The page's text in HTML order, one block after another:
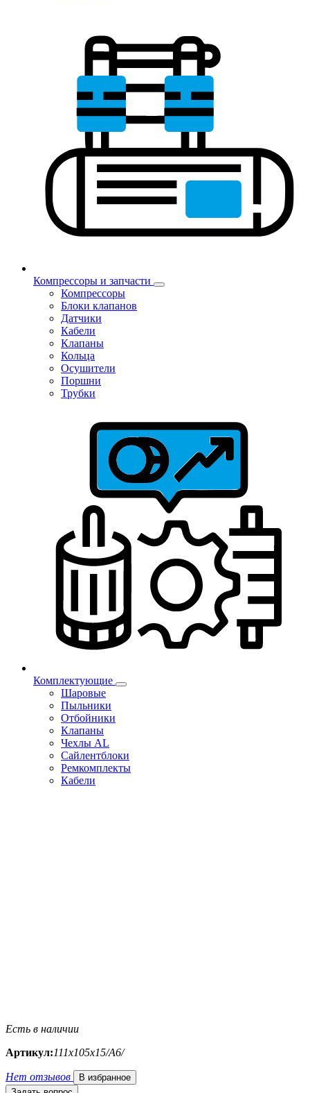
Компрессоры и запчасти
Компрессоры
Блоки клапанов
Датчики
Кабели
Клапаны
Кольца
Осушители
Поршни
Трубки
Комплектующие
Шаровые
Пыльники
Отбойники
Клапаны
Чехлы AL
Сайлентблоки
Ремкомплекты
Кабели
Есть в наличии
Артикул:111х105х15/A6/
Нет отзывов
В избранное